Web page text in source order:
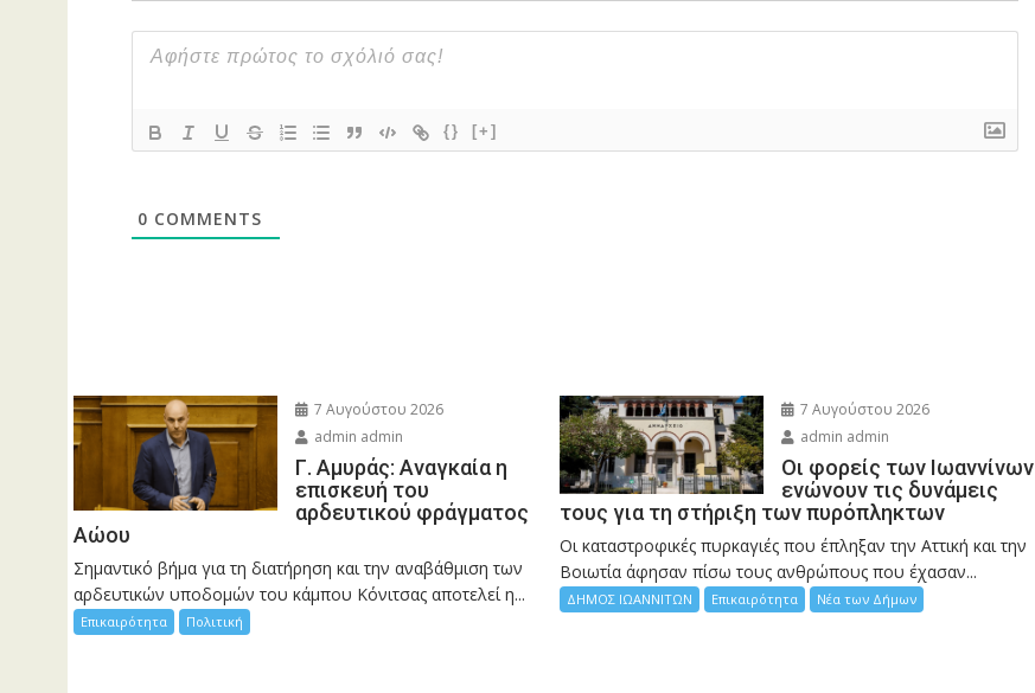
{} [+]
0 COMMENTS
7 Αυγούστου 2026
admin admin
Γ. Αμυράς: Αναγκαία η
επισκευή του
αρδευτικού φράγματος
Αώου
Σημαντικό βήμα για τη διατήρηση και την αναβάθμιση των
αρδευτικών υποδομών του κάμπου Κόνιτσας αποτελεί η...
Επικαιρότητα Πολιτική
7 Αυγούστου 2026
admin admin
Οι φορείς των Ιωαννίνων
ενώνουν τις δυνάμεις
τους για τη στήριξη των πυρόπληκτων
Οι καταστροφικές πυρκαγιές που έπληξαν την Αττική και την
Bοιωτία άφησαν πίσω τους ανθρώπους που έχασαν...
ΔΗΜΟΣ ΙΩΑΝΝΙΤΩΝ Επικαιρότητα Νέα των Δήμων